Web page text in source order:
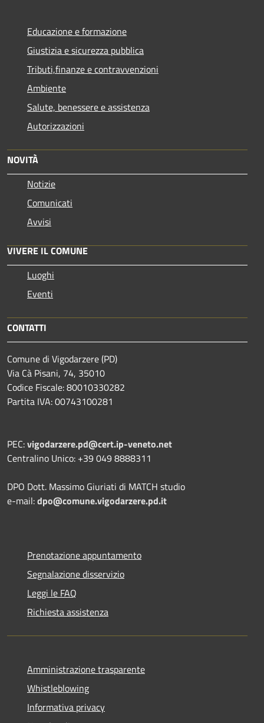
Educazione e formazione
Giustizia e sicurezza pubblica
Tributi,finanze e contravvenzioni
Ambiente
Salute, benessere e assistenza
Autorizzazioni
NOVITÀ
Notizie
Comunicati
Avvisi
VIVERE IL COMUNE
Luoghi
Eventi
CONTATTI
Comune di Vigodarzere (PD)
Via Cà Pisani, 74, 35010
Codice Fiscale: 80010330282
Partita IVA: 00743100281
PEC:vigodarzere.pd@cert.ip-veneto.net
Centralino Unico: +39 049 8888311
DPO Dott. Massimo Giuriati di MATCH studio
e-mail:dpo@comune.vigodarzere.pd.it
Prenotazione appuntamento
Segnalazione disservizio
Leggi le FAQ
Richiesta assistenza
Amministrazione trasparente
Whistleblowing
Informativa privacy